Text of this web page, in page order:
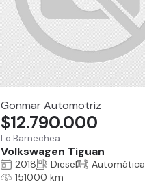
Gonmar Automotriz
Lo Barnechea
Volkswagen Tiguan
$12.790.000
2018 Diesel
Automática
151000 km